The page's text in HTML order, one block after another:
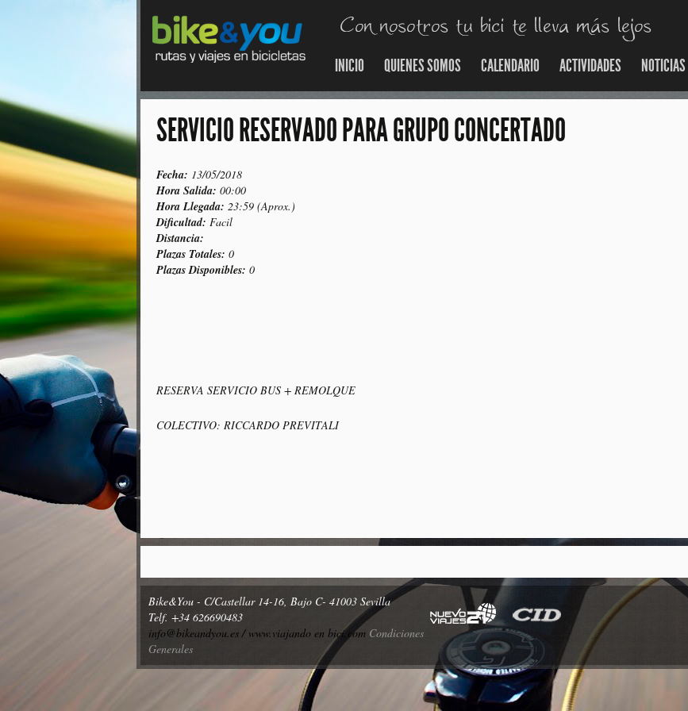
INICIO QUIENES SOMOS CALENDARIO ACTIVIDADES NOTICIAS
SERVICIO RESERVADO PARA GRUPO CONCERTADO
Fecha: 13/05/2018
Hora Salida: 00:00
Hora Llegada: 23:59 (Aprox.)
Dificultad: Facil
Distancia:
Plazas Totales: 0
Plazas Disponibles: 0
RESERVA SERVICIO BUS + REMOLQUE
COLECTIVO: RICCARDO PREVITALI
Bike&You - C/Castellar 14-16, Bajo C- 41003 Sevilla
Telf. +34 626690483
info@bikeandyou.es / www.viajando en bici.com Condiciones
Generales